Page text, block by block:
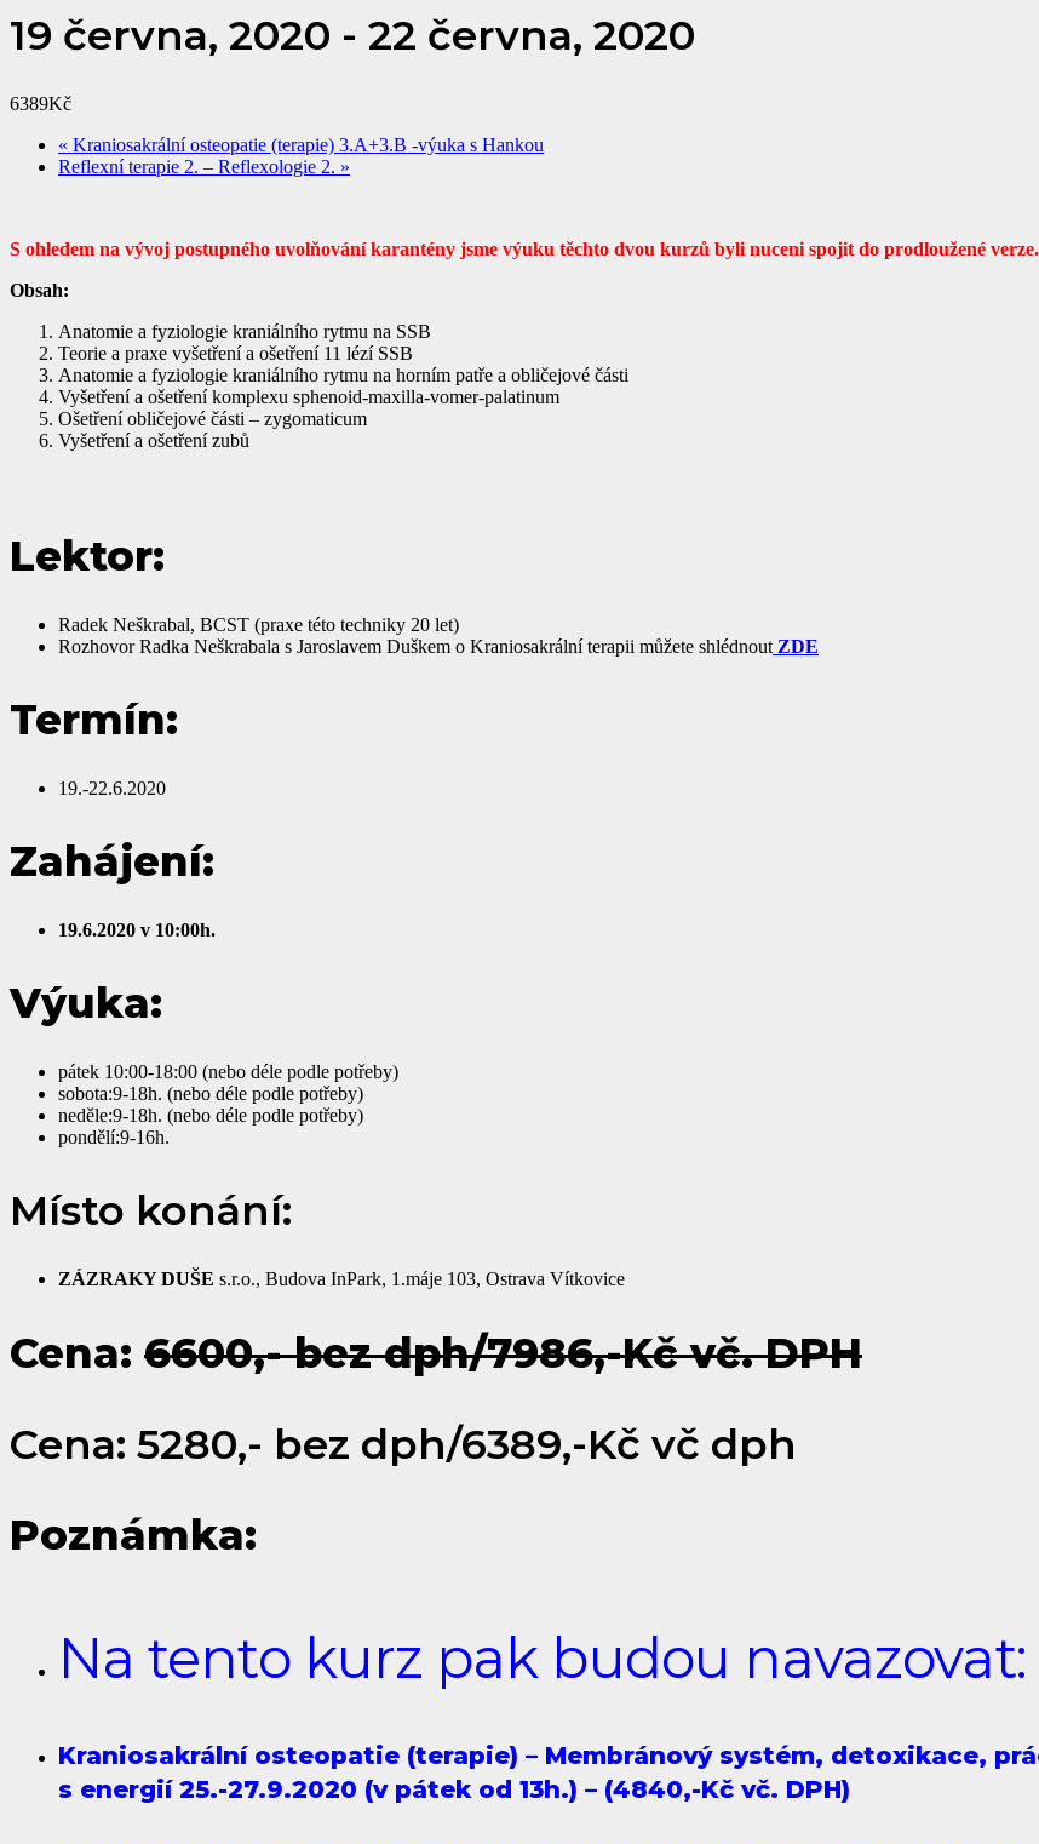
19 června, 2020 - 22 června, 2020
6389Kč
« Kraniosakrální osteopatie (terapie) 3.A+3.B -výuka s Hankou
Reflexní terapie 2. – Reflexologie 2. »
S ohledem na vývoj postupného uvolňování karantény jsme výuku těchto dvou kurzů byli nuceni spojit do prodloužené verze.
Obsah:
Anatomie a fyziologie kraniálního rytmu na SSB
Teorie a praxe vyšetření a ošetření 11 lézí SSB
Anatomie a fyziologie kraniálního rytmu na horním patře a obličejové části
Vyšetření a ošetření komplexu sphenoid-maxilla-vomer-palatinum
Ošetření obličejové části – zygomaticum
Vyšetření a ošetření zubů
Lektor:
Radek Neškrabal, BCST (praxe této techniky 20 let)
Rozhovor Radka Neškrabala s Jaroslavem Duškem o Kraniosakrální terapii můžete shlédnout ZDE
Termín:
19.-22.6.2020
Zahájení:
19.6.2020 v 10:00h.
Výuka:
pátek 10:00-18:00 (nebo déle podle potřeby)
sobota:9-18h. (nebo déle podle potřeby)
neděle:9-18h. (nebo déle podle potřeby)
pondělí:9-16h.
Místo konání:
ZÁZRAKY DUŠE s.r.o., Budova InPark, 1.máje 103, Ostrava Vítkovice
Cena: 6600,- bez dph/7986,-Kč vč. DPH
Cena: 5280,- bez dph/6389,-Kč vč dph
Poznámka:
Na tento kurz pak budou navazovat:
Kraniosakrální osteopatie (terapie) – Membránový systém, detoxikace,
s energií 25.-27.9.2020 (v pátek od 13h.) – (4840,-Kč vč. DPH)